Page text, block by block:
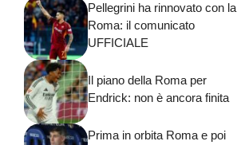
Pellegrini ha rinnovato con la
Roma: il comunicato
UFFICIALE
Il piano della Roma per
Endrick: non è ancora finita
Prima in orbita Roma e poi